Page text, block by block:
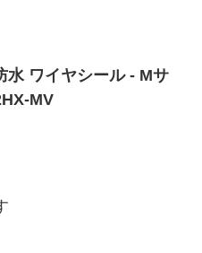
水 ワイヤシール - Mサ
MV